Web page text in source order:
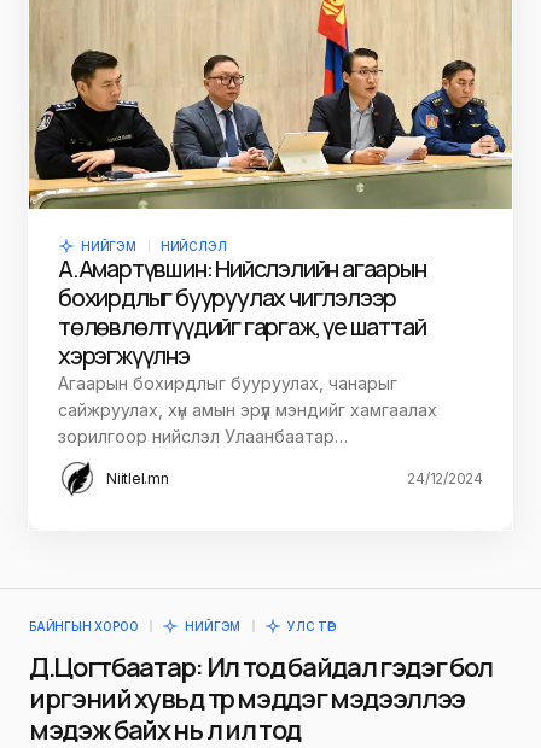
НИЙГЭМ НИЙСЛЭЛ
А.Амартүвшин: Нийслэлийн агаарын
бохирдлыг бууруулах чиглэлээр
төлөвлөлтүүдийг гаргаж, үе шаттай
хэрэгжүүлнэ
Агаарын бохирдлыг бууруулах, чанарыг
сайжруулах, хүн амын эрүүл мэндийг хамгаалах
зорилгоор нийслэл Улаанбаатар…
Niitlel.mn 24/12/2024
БАЙНГЫН ХОРОО НИЙГЭМ УЛС ТӨР
Д.Цогтбаатар: Ил тод байдал гэдэг бол
иргэний хувьд төр мэддэг мэдээллээ
мэдэж байх нь л ил тод